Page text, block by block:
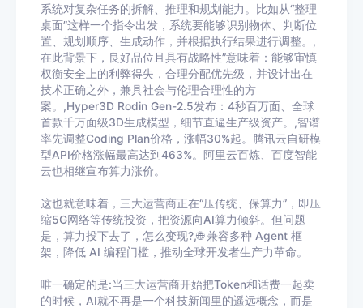
系统对复杂任务的拆解、推理和规划能力。比如从“整理
桌面”这样一个指令出发，系统要能够识别物体、判断位
置、规划顺序、生成动作，并根据执行结果进行调整。,
在此背景下，良好品位且具有战略性”意味着：能够审慎
权衡安全上的利弊得失，合理分配优先级，并设计出在
技术正确之外，兼具社会与伦理合理性的方
案。,Hyper3D Rodin Gen-2.5发布：4秒百万面、全球
首款千万面级3D生成模型，细节直逼生产级资产。,智谱
率先调整Coding Plan价格，涨幅30%起。腾讯云自研模
型API价格涨幅最高达到463%。阿里云百炼、百度智能
云也相继宣布算力涨价。
这也就意味着，三大运营商正在“压传统、保算力”，即压
缩5G网络等传统投资，把资源向AI算力倾斜。但问题
是，算力投下去了，怎么变现?,🌐 兼容多种 Agent 框
架，降低 AI 编程门槛，推动全球开发者生产力革命。
唯一确定的是:当三大运营商开始把Token和话费一起卖
的时候，AI就不再是一个科技新闻里的遥远概念，而是